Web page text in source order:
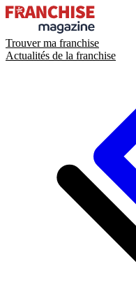
Trouver ma franchise
Actualités de la franchise